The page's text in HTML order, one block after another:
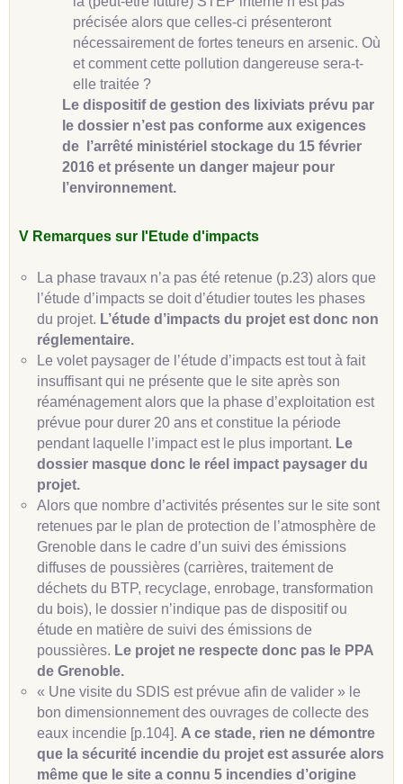
précisée alors que celles-ci présenteront
nécessairement de fortes teneurs en arsenic. Où
et comment cette pollution dangereuse sera-t-
elle traitée ?
Le dispositif de gestion des lixiviats prévu par
le dossier n’est pas conforme aux exigences
de l’arrêté ministériel stockage du 15 février
2016 et présente un danger majeur pour
l’environnement.
V Remarques sur l'Etude d'impacts
La phase travaux n’a pas été retenue (p.23) alors que
l’étude d’impacts se doit d’étudier toutes les phases
du projet. L’étude d’impacts du projet est donc non
réglementaire.
Le volet paysager de l’étude d’impacts est tout à fait
insuffisant qui ne présente que le site après son
réaménagement alors que la phase d’exploitation est
prévue pour durer 20 ans et constitue la période
pendant laquelle l’impact est le plus important. Le
dossier masque donc le réel impact paysager du
projet.
Alors que nombre d’activités présentes sur le site sont
retenues par le plan de protection de l’atmosphère de
Grenoble dans le cadre d’un suivi des émissions
diffuses de poussières (carrières, traitement de
déchets du BTP, recyclage, enrobage, transformation
du bois), le dossier n’indique pas de dispositif ou
étude en matière de suivi des émissions de
poussières. Le projet ne respecte donc pas le PPA
de Grenoble.
« Une visite du SDIS est prévue afin de valider » le
bon dimensionnement des ouvrages de collecte des
eaux incendie [p.104]. A ce stade, rien ne démontre
que la sécurité incendie du projet est assurée alors
même que le site a connu 5 incendies d’origine